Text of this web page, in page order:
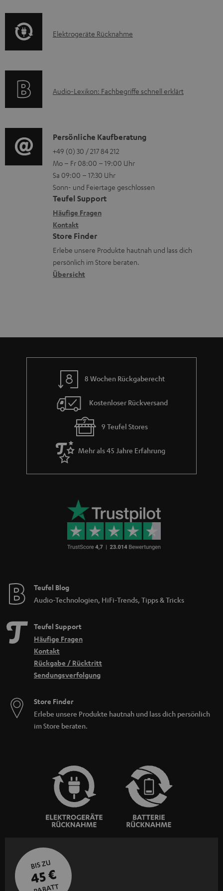
i
n
m
V
e
r
s
a
n
d
r
i
e
n
z
u
r
G
a
r
a
n
E
t
g
e
r
ä
t
e
R
ü
c
k
m
Elektrogeräte Rücknahme
A
i
o
-
L
e
x
i
k
o
n
Audio-Lexikon: Fachbegriffe schnell erklärt
K
o
n
t
a
k
t
d
a
t
Persönliche Kaufberatung
+49 (0) 30 / 217 84 212
Mo – Fr 08:00 – 19:00 Uhr
Sa 09:00 – 17:30 Uhr
Sonn- und Feiertage geschlossen
Teufel Support
Häufige Fragen
Kontakt
Store Finder
Erlebe unsere Produkte hautnah und lass dich
persönlich im Store beraten.
Übersicht
8 Wochen Rückgaberecht
Kostenloser Rückversand
9 Teufel Stores
Mehr als 45 Jahre Erfahrung
Teufel Blog
Audio-Technologien, HiFi-Trends, Tipps & Tricks
Teufel Support
Häufige Fragen
Kontakt
Rückgabe / Rücktritt
Sendungsverfolgung
Store Finder
Erlebe unsere Produkte hautnah und lass dich persönlich
im Store beraten.
BIS ZU
45 €
RABATT